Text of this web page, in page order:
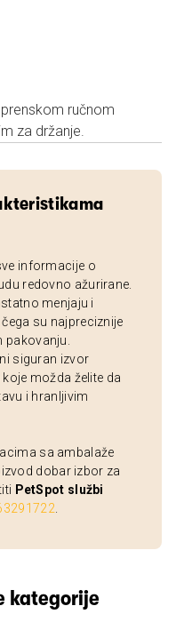
ručnom
za držanje.
informacije o
redovno ažurirane.
menjaju i
su najpreciznije
siguran izvor
možda želite da
i hranljivim
sa ambalaže
dobar izbor za
PetSpot službi
kategorije